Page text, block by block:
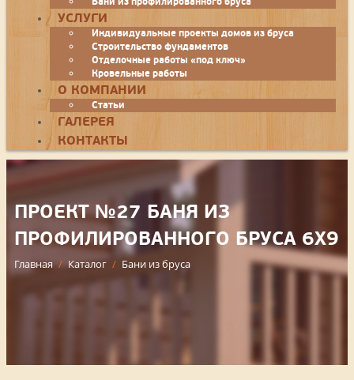
УСЛУГИ
Индивидуальные проекты домов из бруса
Строительство фундаментов
Отделочные работы «под ключ»
Кровельные работы
О КОМПАНИИ
Статьи
ГАЛЕРЕЯ
КОНТАКТЫ
ПРОЕКТ №27 БАНЯ ИЗ
ПРОФИЛИРОВАННОГО БРУСА 6Х9
Главная / Каталог / Бани из бруса